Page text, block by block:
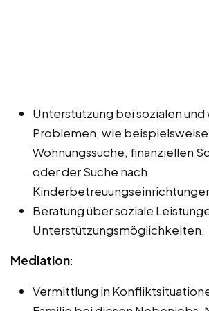
Unterstützung bei sozialen
Problemen, wie
Wohnungssuche, finanziellen
oder der Suche nach
Beratung über soziale
Unterstützungsmöglichkeiten.
Mediation:
Vermittlung in